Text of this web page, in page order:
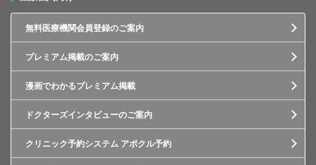
無料医療機関会員登録のご案内
プレミアム掲載のご案内
漫画でわかるプレミアム掲載
ドクターズインタビューのご案内
クリニック予約システム アポクル予約